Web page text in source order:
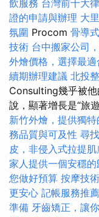
飲服務 台灣前十大
證的申請與辦理 大
氛圍 Procom 骨導
技術 台中搬家公司
外燴價格，選擇最適
續期辦理建議 北投
Consulting幾乎被他
說，顯著增長是“旅
新竹外燴，提供獨
務品質與可及性 尋
皮，非侵入式拉提肌
家人提供一個安穩的
您做好預算 按摩技
更安心 記帳服務推薦
準備 牙齒矯正，讓